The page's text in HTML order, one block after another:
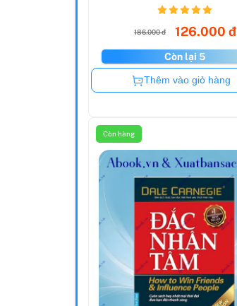
186.000 đ 126.000 đ
Còn lại 5
Còn hàng
Thêm vào giỏ hàng
Còn hàng